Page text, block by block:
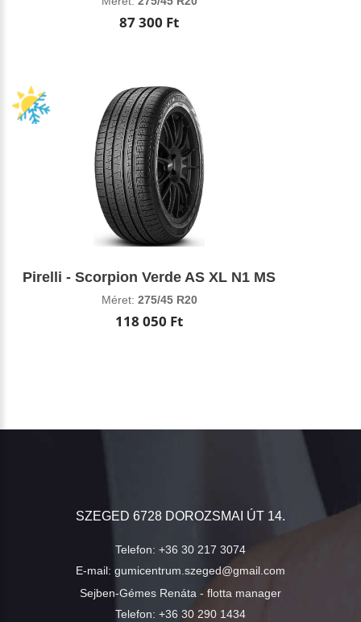
87 300 Ft
Pirelli - Scorpion Verde AS XL N1 MS
Méret: 275/45 R20
118 050 Ft
SZEGED 6728 DOROZSMAI ÚT 14.
Telefon: +36 30 217 3074
E-mail: gumicentrum.szeged@gmail.com
Sejben-Gémes Renáta - flotta manager
Telefon: +36 30 290 1434